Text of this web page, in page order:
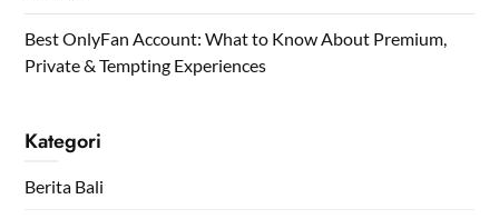
Best OnlyFan Account: What to Know About Premium,
Private & Tempting Experiences
Kategori
Berita Bali